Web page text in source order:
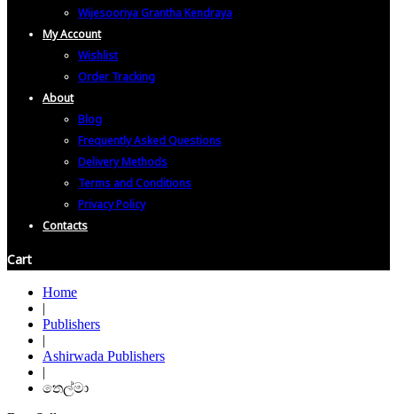
Wijesooriya Grantha Kendraya
My Account
Wishlist
Order Tracking
About
Blog
Frequently Asked Questions
Delivery Methods
Terms and Conditions
Privacy Policy
Contacts
Cart
Home
|
Publishers
|
Ashirwada Publishers
|
තෙල්මා